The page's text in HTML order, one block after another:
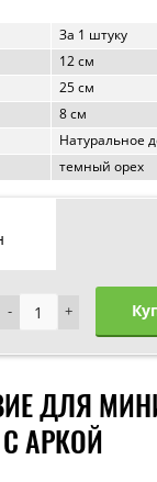
За 1 штуку
12 см
25 см
8 см
Натуральное
темный орех
+
- +
-
ДЛЯ
АРКОЙ